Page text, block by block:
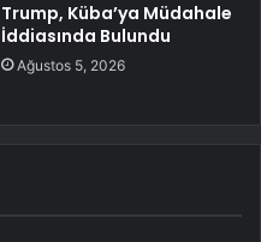
Trump, Küba’ya Müdahale
İddiasında Bulundu
Ağustos 5, 2026